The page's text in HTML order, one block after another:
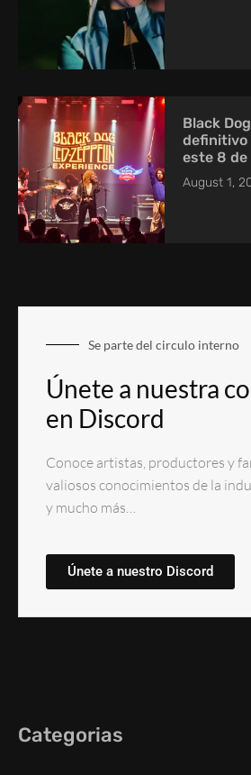
Black
definitivo
este 8
August 1,
Se parte del circulo interno
Únete a nuestra
en Discord
Conoce artistas, productores y
valiosos conocimientos de la
y mucho más…
Únete a nuestro Discord
Categorias